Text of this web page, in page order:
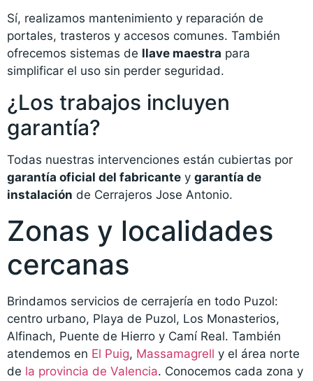
Sí, realizamos mantenimiento y reparación de
portales, trasteros y accesos comunes. También
ofrecemos sistemas de llave maestra para
simplificar el uso sin perder seguridad.
¿Los trabajos incluyen
garantía?
Todas nuestras intervenciones están cubiertas por
garantía oficial del fabricante y garantía de
instalación de Cerrajeros Jose Antonio.
Zonas y localidades
cercanas
Brindamos servicios de cerrajería en todo Puzol:
centro urbano, Playa de Puzol, Los Monasterios,
Alfinach, Puente de Hierro y Camí Real. También
atendemos en El Puig, Massamagrell y el área norte
de la provincia de Valencia. Conocemos cada zona y